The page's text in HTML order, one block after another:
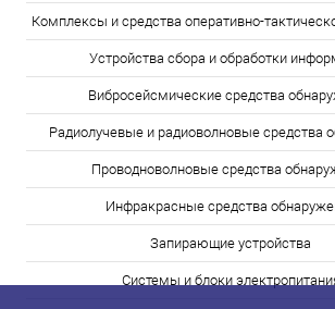
Комплексы и средства оперативно-
Устройства сбора и обработки
Вибросейсмические средства
Радиолучевые и радиоволновые средства
Проводноволновые средства
Инфракрасные средства
Запирающие устройства
Системы и блоки